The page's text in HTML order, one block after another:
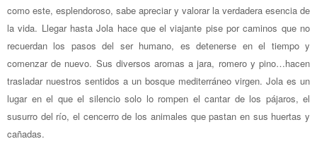
como este, esplendoroso, sabe apreciar y valorar la verdadera esencia de
la vida. Llegar hasta Jola hace que el viajante pise por caminos que no
recuerdan los pasos del ser humano, es detenerse en el tiempo y
comenzar de nuevo. Sus diversos aromas a jara, romero y pino…hacen
trasladar nuestros sentidos a un bosque mediterráneo virgen. Jola es un
lugar en el que el silencio solo lo rompen el cantar de los pájaros, el
susurro del río, el cencerro de los animales que pastan en sus huertas y
cañadas.